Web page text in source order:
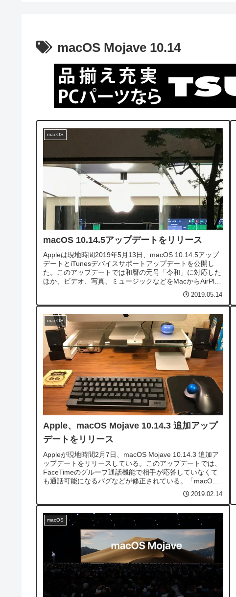
macOS Mojave 10.14
macOS
macOS 10.14.5アップデートをリリース
Appleは現地時間2019年5月13日、macOS 10.14.5アップ
デートとiTunesデバイスサポートアップデートを公開し
た。このアップデートでは和暦の元号「令和」に対応した
ほか、ビデオ、写真、ミュージックなどをMacからAirPlay
2対応のスマートテレビにダイレクトに共有するAirPl...
2019.05.14
macOS
Apple、macOS Mojave 10.14.3 追加アップ
デートをリリース
Appleが現地時間2月7日、macOS Mojave 10.14.3 追加ア
ップデートをリリースしている。このアップデートでは、
FaceTimeのグループ通話機能で相手が応答していなくて
も通話可能になるバグなどが修正されている。「macOS
Mojave 10.14.3 追加アップデート」リリース...
2019.02.14
macOS